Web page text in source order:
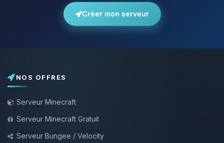
Créer mon serveur
NOS OFFRES
Serveur Minecraft
Serveur Minecraft Gratuit
Serveur Bungee / Velocity